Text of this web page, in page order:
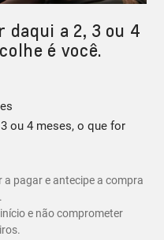
daqui a 2, 3 ou 4
é você.
ou 4 meses, o que for
pagar e antecipe a compra
e não comprometer